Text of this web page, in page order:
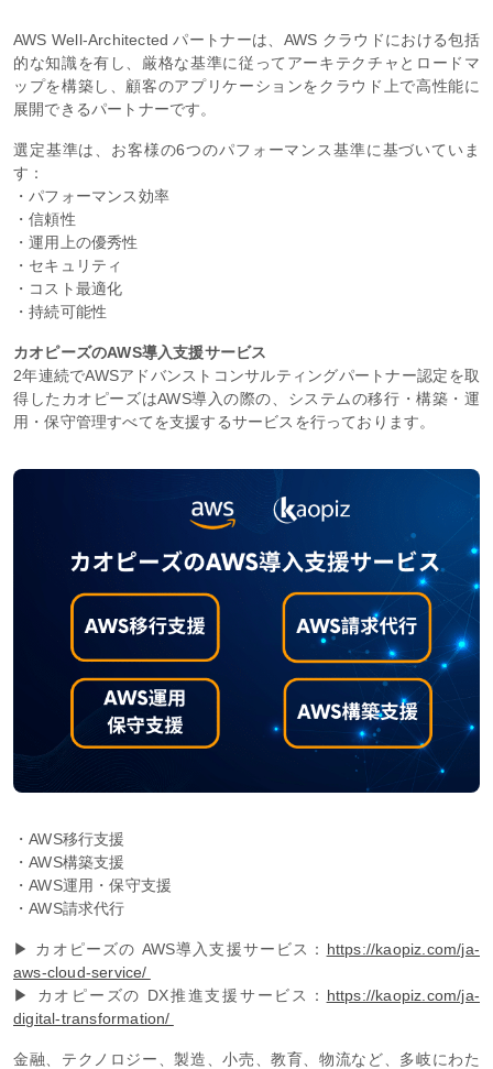
AWS Well-Architected パートナーは、AWS クラウドにおける包括
的な知識を有し、厳格な基準に従ってアーキテクチャとロードマ
ップを構築し、顧客のアプリケーションをクラウド上で高性能に
展開できるパートナーです。
選定基準は、お客様の6つのパフォーマンス基準に基づいていま
す：
・パフォーマンス効率
・信頼性
・運用上の優秀性
・セキュリティ
・コスト最適化
・持続可能性
カオピーズのAWS導入支援サービス
2年連続でAWSアドバンストコンサルティングパートナー認定を取
得したカオピーズはAWS導入の際の、システムの移行・構築・運
用・保守管理すべてを支援するサービスを行っております。
・AWS移行支援
・AWS構築支援
・AWS運用・保守支援
・AWS請求代行
▶ カオピーズの AWS導入支援サービス： https://kaopiz.com/ja-
aws-cloud-service/
▶ カオピーズの DX推進支援サービス： https://kaopiz.com/ja-
digital-transformation/
金融、テクノロジー、製造、小売、教育、物流など、多岐にわた